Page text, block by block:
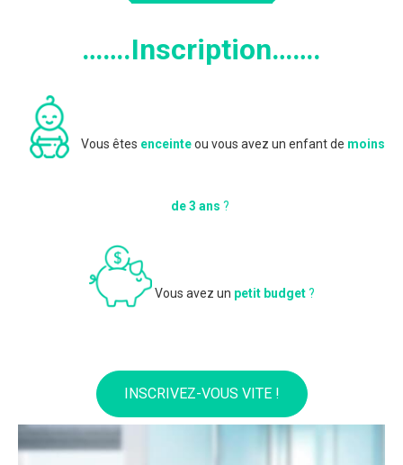
…….Inscription…….
Vous êtes enceinteou vous avez un enfant de moins
de 3 ans ?
Vous avez un petit budget?
INSCRIVEZ-VOUS VITE !